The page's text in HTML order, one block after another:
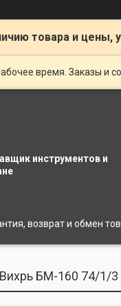
товара и цены,
время. Заказы и
инструментов и
возврат и обмен
БМ-160 74/1/3